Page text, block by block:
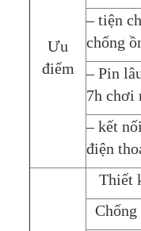
Ưu
điểm
– tiện
chống
– Pin
7h chơi
– kết
điện
Thiết
Chống